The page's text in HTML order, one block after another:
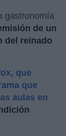
gastronomía
de un
del reinado
que
que
aulas en